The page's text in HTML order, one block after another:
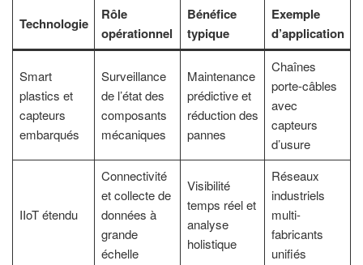
Technologie
Rôle
opérationnel
Bénéfice
typique
Exemple
d’application
Smart
plastics et
capteurs
embarqués
Surveillance
de l’état des
composants
mécaniques
Maintenance
prédictive et
réduction des
pannes
Chaînes
porte-câbles
avec
capteurs
d’usure
IIoT étendu
Connectivité
et collecte de
données à
grande
échelle
Visibilité
temps réel et
analyse
holistique
Réseaux
industriels
multi-
fabricants
unifiés